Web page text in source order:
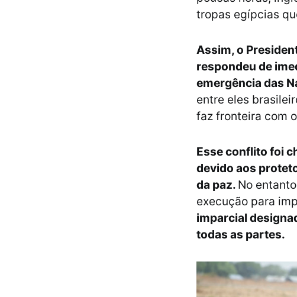
tropas egípcias
Assim, o
respondeu de
emergência das
entre eles
faz fronteira com
Esse conflito foi
devido aos
da paz. No
execução para
imparcial
todas as partes.